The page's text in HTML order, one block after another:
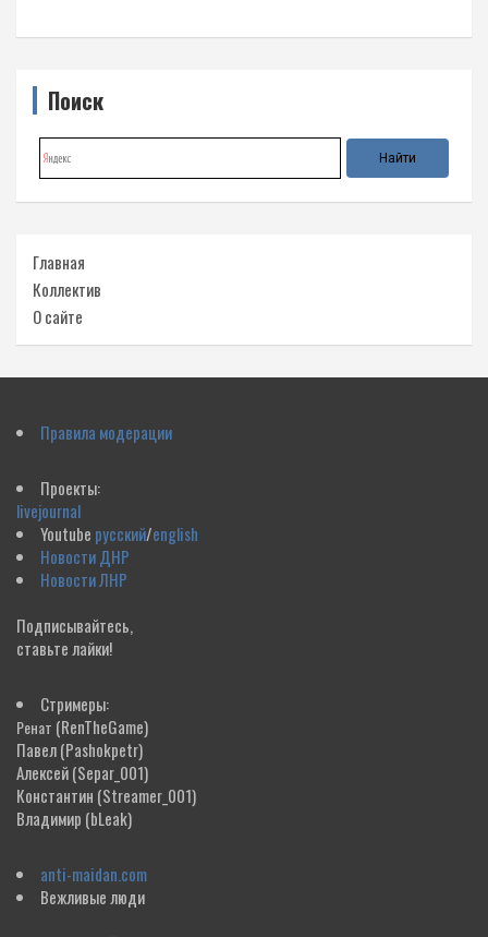
Поиск
Главная
Коллектив
О сайте
Правила модерации
Проекты:
livejournal
Youtube русский/english
Новости ДНР
Новости ЛНР
Подписывайтесь,
ставьте лайки!
Стримеры:
Ренат (RenTheGame)
Павел(Pashokpetr)
Алексей(Separ_001)
Константин (Streamer_001)
Владимир (bLeak)
anti-maidan.com
Вежливые люди